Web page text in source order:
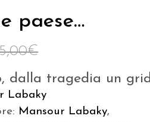
paese…
€
dalla tragedia un
Labaky
Mansour Labaky,